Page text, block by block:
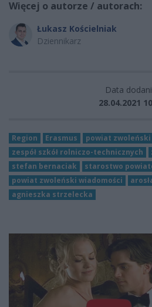
Więcej o autorze / autorach:
Łukasz Kościelniak
Dziennikarz
Data
28.04.2021
Region Erasmus powiat zwoleński
zespół szkół rolniczo-technicznych
stefan bernaciak
starostwo
powiat zwoleński wiadomości
agnieszka strzelecka